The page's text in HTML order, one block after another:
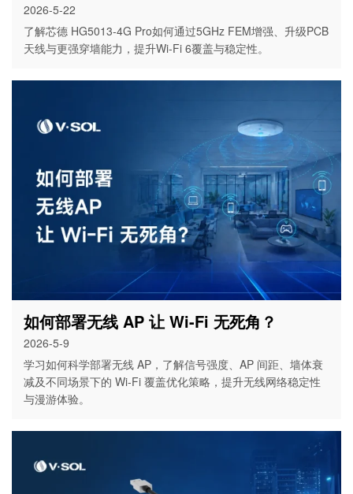
2026-5-22
了解芯德 HG5013-4G Pro如何通过5GHz FEM增强、升级PCB
天线与更强穿墙能力，提升Wi-Fi 6覆盖与稳定性。
如何部署无线 AP 让 Wi-Fi 无死角？
2026-5-9
学习如何科学部署无线 AP，了解信号强度、AP 间距、墙体衰
减及不同场景下的 Wi-Fi 覆盖优化策略，提升无线网络稳定性
与漫游体验。